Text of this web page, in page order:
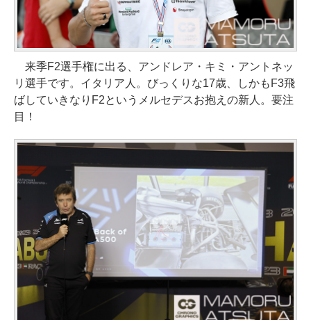
来季F2選手権に出る、アンドレア・キミ・アントネッ
リ選手です。イタリア人。びっくりな17歳、しかもF3飛
ばしていきなりF2というメルセデスお抱えの新人。要注
目！